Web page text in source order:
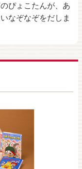
ぴょこたんが、あ
なぞなぞをだしま